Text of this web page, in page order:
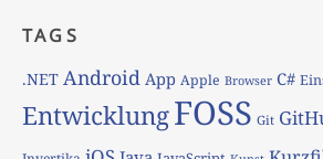
TAGS
.NET Android App Apple Browser C#
EntwicklungFOSS Git